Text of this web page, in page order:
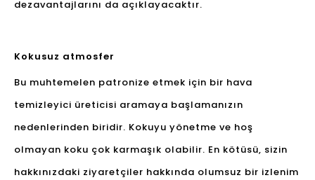
dezavantajlarını da açıklayacaktır.
Kokusuz atmosfer
Bu muhtemelen patronize etmek için bir hava
temizleyici üreticisi aramaya başlamanızın
nedenlerinden biridir. Kokuyu yönetme ve hoş
olmayan koku çok karmaşık olabilir. En kötüsü, sizin
hakkınızdaki ziyaretçiler hakkında olumsuz bir izlenim